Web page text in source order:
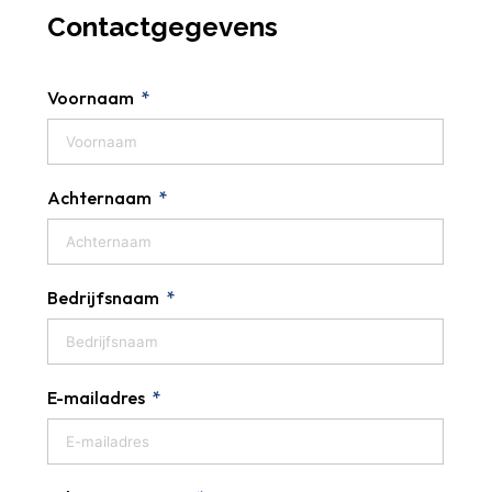
Contactgegevens
Voornaam
Achternaam
Bedrijfsnaam
E-mailadres